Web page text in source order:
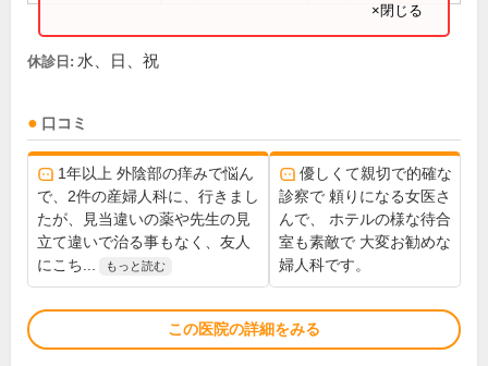
×閉じる
休診日: 水、日、祝
口コミ
1年以上 外陰部の痒みで悩ん
で、2件の産婦人科に、行きまし
たが、見当違いの薬や先生の見
立て違いで治る事もなく、友人
にこち...
もっと読む
優しくて親切で的確な
診察で 頼りになる女医さ
んで、 ホテルの様な待合
室も素敵で 大変お勧めな
婦人科です。
この医院の詳細をみる